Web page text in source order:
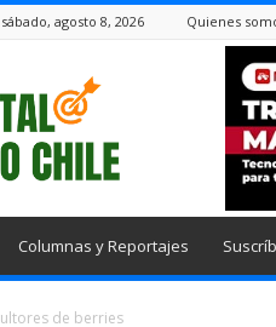
sábado, agosto 8, 2026 Quienes
Columnas y Reportajes
de berries